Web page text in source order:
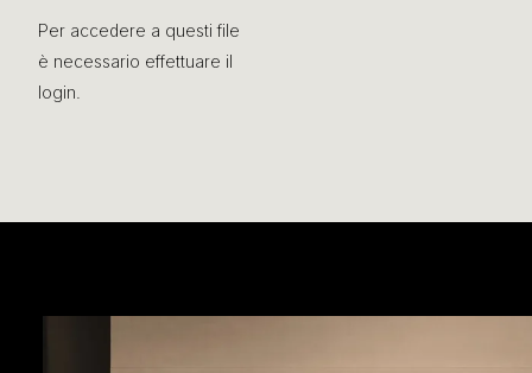
Per accedere a questi file
è necessario effettuare il
login.